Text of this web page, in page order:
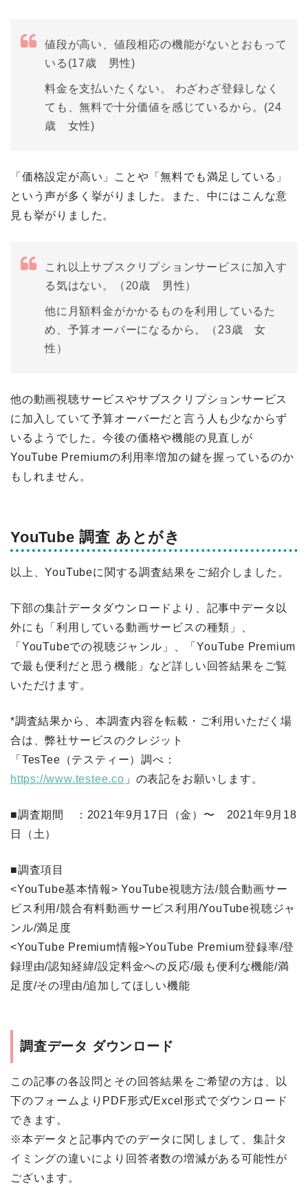
値段が高い、値段相応の機能がないとおもって
いる(17歳 男性)
料金を支払いたくない。 わざわざ登録しなく
ても、無料で十分価値を感じているから。(24
歳 女性)
「価格設定が高い」ことや「無料でも満足している」
という声が多く挙がりました。また、中にはこんな意
見も挙がりました。
これ以上サブスクリプションサービスに加入す
る気はない。（20歳 男性）
他に月額料金がかかるものを利用しているた
め、予算オーバーになるから。（23歳 女
性）
他の動画視聴サービスやサブスクリプションサービス
に加入していて予算オーバーだと言う人も少なからず
いるようでした。今後の価格や機能の見直しが
YouTube Premiumの利用率増加の鍵を握っているのか
もしれません。
YouTube 調査 あとがき
以上、YouTubeに関する調査結果をご紹介しました。
下部の集計データダウンロードより、記事中データ以
外にも「利用している動画サービスの種類」、
「YouTubeでの視聴ジャンル」、「YouTube Premium
で最も便利だと思う機能」など詳しい回答結果をご覧
いただけます。
*調査結果から、本調査内容を転載・ご利用いただく場
合は、弊社サービスのクレジット
「TesTee（テスティー）調べ：
https://www.testee.co 」の表記をお願いします。
■調査期間 ：2021年9月17日（金）〜 2021年9月18
日（土）
■調査項目
<YouTube基本情報> YouTube視聴方法/競合動画サー
ビス利用/競合有料動画サービス利用/YouTube視聴ジャ
ンル/満足度
<YouTube Premium情報>YouTube Premium登録率/登
録理由/認知経緯/設定料金への反応/最も便利な機能/満
足度/その理由/追加してほしい機能
調査データ ダウンロード
この記事の各設問とその回答結果をご希望の方は、以
下のフォームよりPDF形式/Excel形式でダウンロード
できます。
※本データと記事内でのデータに関しまして、集計タ
イミングの違いにより回答者数の増減がある可能性が
ございます。